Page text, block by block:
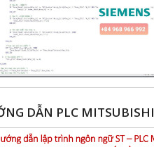
DẪN PLC MITSUBISHI